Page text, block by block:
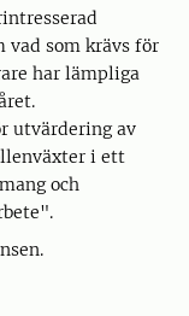
vad som krävs för
har lämpliga
utvärdering av
i ett
och